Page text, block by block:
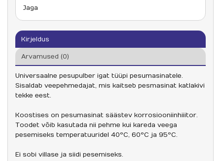
Jaga
Kirjeldus
Arvamused (0)
Universaalne pesupulber igat tüüpi pesumasinatele.
Sisaldab veepehmedajat, mis kaitseb pesmasinat katlakivi
tekke eest.
Koostises on pesumasinat säästev korrosiooniinhiiitor.
Toodet võib kasutada nii pehme kui kareda veega
pesemiseks temperatuuridel 40ºC, 60ºC ja 95ºC.
Ei sobi villase ja siidi pesemiseks.